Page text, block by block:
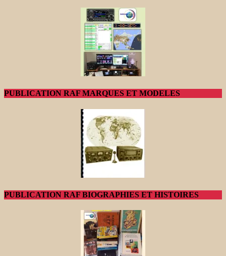
PUBLICATION RAF MARQUES ET MODELES
PUBLICATION RAF BIOGRAPHIES ET HISTOIRES